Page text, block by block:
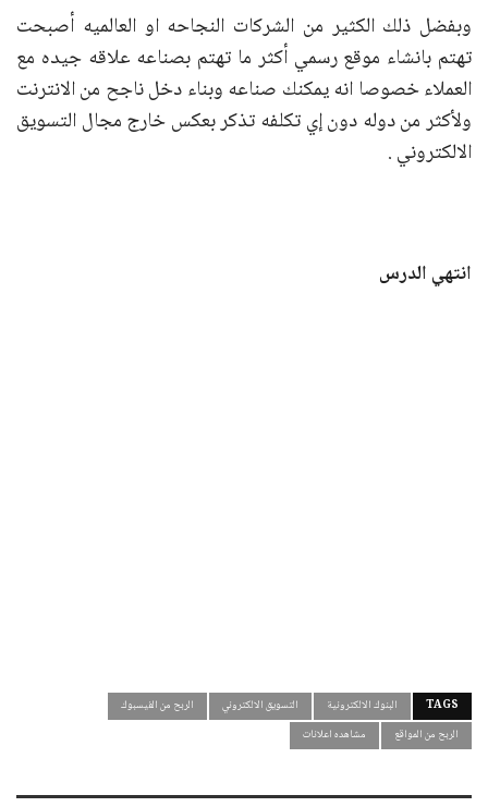
وبفضل ذلك الكثير من الشركات النجاحه او العالميه أصبحت
تهتم بانشاء موقع رسمي أكثر ما تهتم بصناعه علاقه جيده مع
العملاء خصوصا انه يمكنك صناعه وبناء دخل ناجح من الانترنت
ولأكثر من دوله دون إي تكلفه تذكر بعكس خارج مجال التسويق
الالكتروني .
انتهي الدرس
TAGS البنوك الالكترونية التسويق الالكتروني
الربح من الفيسبوك
الربح من المواقع
مشاهده اعلانات